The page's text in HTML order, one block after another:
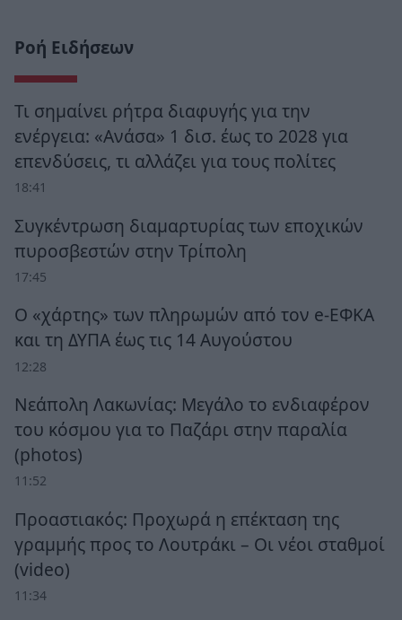
Ροή Ειδήσεων
Τι σημαίνει ρήτρα διαφυγής για την
ενέργεια: «Ανάσα» 1 δισ. έως το 2028 για
επενδύσεις, τι αλλάζει για τους πολίτες
18:41
Συγκέντρωση διαμαρτυρίας των εποχικών
πυροσβεστών στην Τρίπολη
17:45
Ο «χάρτης» των πληρωμών από τον e-ΕΦΚΑ
και τη ΔΥΠΑ έως τις 14 Αυγούστου
12:28
Νεάπολη Λακωνίας: Μεγάλο το ενδιαφέρον
του κόσμου για το Παζάρι στην παραλία
(photos)
11:52
Προαστιακός: Προχωρά η επέκταση της
γραμμής προς το Λουτράκι – Οι νέοι σταθμοί
(video)
11:34